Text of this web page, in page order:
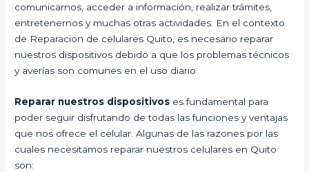
comunicarnos, acceder a información, realizar trámites,
entretenernos y muchas otras actividades. En el contexto
de Reparacion de celulares Quito, es necesario reparar
nuestros dispositivos debido a que los problemas técnicos
y averías son comunes en el uso diario.
Reparar nuestros dispositivos es fundamental para
poder seguir disfrutando de todas las funciones y ventajas
que nos ofrece el celular. Algunas de las razones por las
cuales necesitamos reparar nuestros celulares en Quito
son: